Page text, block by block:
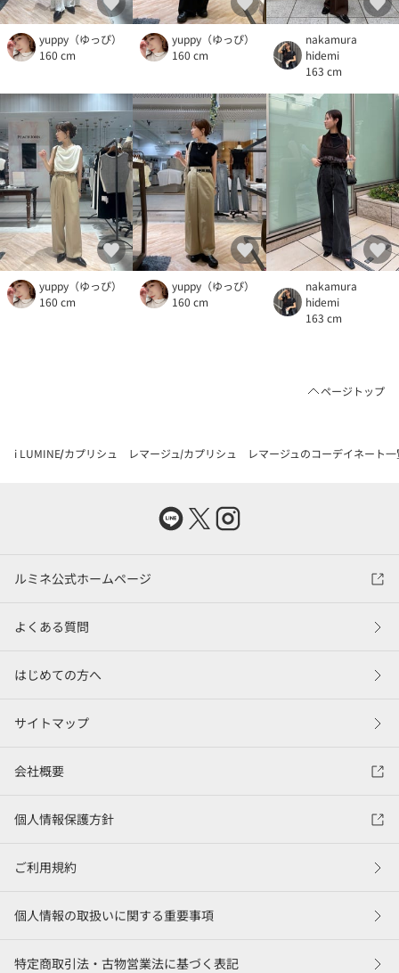
yuppy（ゆっぴ）
160 cm
yuppy（ゆっぴ）
160 cm
nakamura
hidemi
163 cm
yuppy（ゆっぴ）
160 cm
yuppy（ゆっぴ）
160 cm
nakamura
hidemi
163 cm
ページトップ
i LUMINE カプリシュ レマージュ カプリシュ レマージュのコーデイネート一
ルミネ公式ホームページ
よくある質問
はじめての方へ
サイトマップ
会社概要
個人情報保護方針
ご利用規約
個人情報の取扱いに関する重要事項
特定商取引法・古物営業法に基づく表記